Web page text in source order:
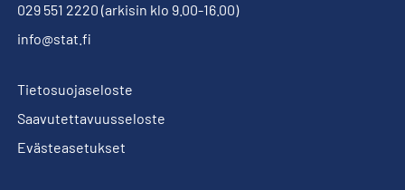
029 551 2220 (arkisin klo 9.00-16.00)
info@stat.fi
Tietosuojaseloste
Saavutettavuusseloste
Evästeasetukset